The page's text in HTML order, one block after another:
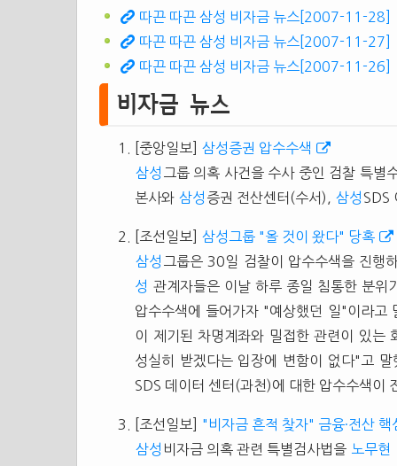
따끈 따끈 삼성 비자금 뉴스[2007-11-28]
따끈 따끈 삼성 비자금 뉴스[2007-11-27]
따끈 따끈 삼성 비자금 뉴스[2007-11-26]
비자금 뉴스
[중앙일보] 삼성증권 압수수색
삼성 그룹 의혹 사건을 수사 중인 검찰 특
본사와 삼성 증권 전산센터(수서), 삼성 SDS
[조선일보] 삼성그룹 "올 것이 왔다" 당혹
삼성 그룹은 30일 검찰이 압수수색을 진행
성 관계자들은 이날 하루 종일 침통한 분위
압수수색에 들어가자 "예상했던 일"이라고
이 제기된 차명계좌와 밀접한 관련이 있는
성실히 받겠다는 입장에 변함이 없다"고
SDS 데이터 센터(과천)에 대한 압수수색이
[조선일보]
"비자금 흔적 찾자" 금융·전산 핵
삼성 비자금 의혹 관련 특별검사법을 노무현